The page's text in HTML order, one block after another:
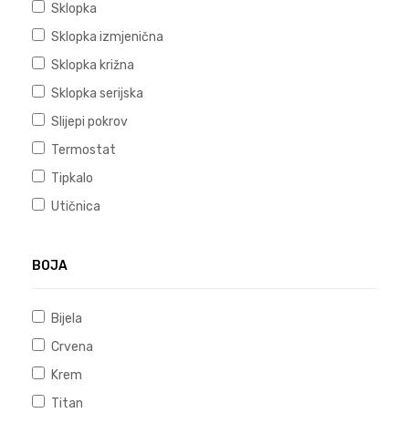
Sklopka
Sklopka izmjenična
Sklopka križna
Sklopka serijska
Slijepi pokrov
Termostat
Tipkalo
Utičnica
BOJA
Bijela
Crvena
Krem
Titan